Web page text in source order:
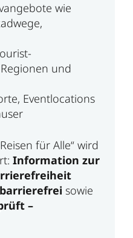
wie
und
Eventlocations
für Alle“ wird
Information zur
sowie
–